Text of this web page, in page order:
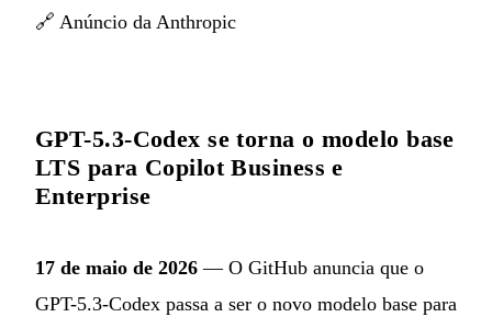
🔗 Anúncio da Anthropic
GPT-5.3-Codex se torna o modelo base
LTS para Copilot Business e
Enterprise
17 de maio de 2026 — O GitHub anuncia que o
GPT-5.3-Codex passa a ser o novo modelo base para